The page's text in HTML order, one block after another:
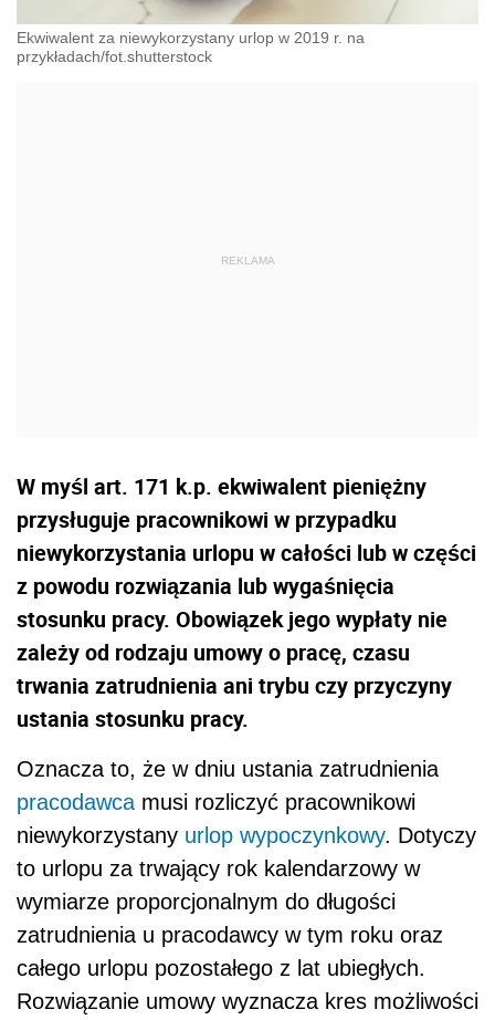
Ekwiwalent za niewykorzystany urlop w 2019 r. na
przykładach/fot.shutterstock
W myśl art. 171 k.p. ekwiwalent pieniężny
przysługuje pracownikowi w przypadku
niewykorzystania urlopu w całości lub w części
z powodu rozwiązania lub wygaśnięcia
stosunku pracy. Obowiązek jego wypłaty nie
zależy od rodzaju umowy o pracę, czasu
trwania zatrudnienia ani trybu czy przyczyny
ustania stosunku pracy.
Oznacza to, że w dniu ustania zatrudnienia
pracodawca musi rozliczyć pracownikowi
niewykorzystany urlop wypoczynkowy. Dotyczy
to urlopu za trwający rok kalendarzowy w
wymiarze proporcjonalnym do długości
zatrudnienia u pracodawcy w tym roku oraz
całego urlopu pozostałego z lat ubiegłych.
Rozwiązanie umowy wyznacza kres możliwości